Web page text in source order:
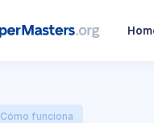
Cómo funciona